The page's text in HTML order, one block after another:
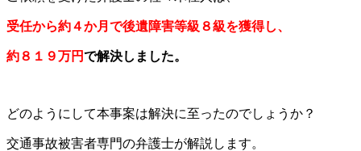
受任から約４か月で後遺障害等級８級を獲得し、
約８１９万円で解決しました。
どのようにして本事案は解決に至ったのでしょうか？
交通事故被害者専門の弁護士が解説します。